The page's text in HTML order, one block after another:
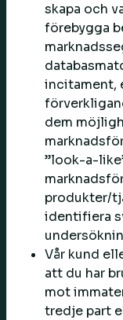
skapa och
förebygga
incitament,
dem
”look-a-
produkter/
identifiera
Vår kund
att du har
mot
tredje part